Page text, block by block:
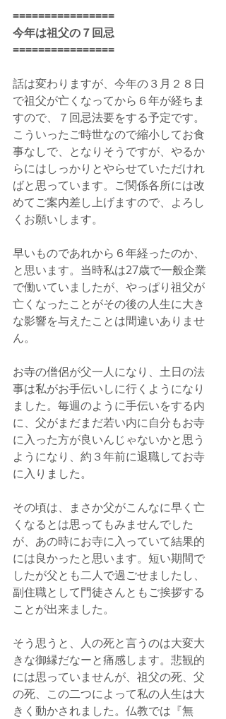
================
今年は祖父の７回忌
================
話は変わりますが、今年の３月２８日
で祖父が亡くなってから６年が経ちま
すので、７回忌法要をする予定です。
こういったご時世なので縮小してお食
事なしで、となりそうですが、やるか
らにはしっかりとやらせていただけれ
ばと思っています。ご関係各所には改
めてご案内差し上げますので、よろし
くお願いします。
早いものであれから６年経ったのか、
と思います。当時私は27歳で一般企業
で働いていましたが、やっぱり祖父が
亡くなったことがその後の人生に大き
な影響を与えたことは間違いありませ
ん。
お寺の僧侶が父一人になり、土日の法
事は私がお手伝いしに行くようになり
ました。毎週のように手伝いをする内
に、父がまだまだ若い内に自分もお寺
に入った方が良いんじゃないかと思う
ようになり、約３年前に退職してお寺
に入りました。
その頃は、まさか父がこんなに早く亡
くなるとは思ってもみませんでした
が、あの時にお寺に入っていて結果的
には良かったと思います。短い期間で
したが父とも二人で過ごせましたし、
副住職として門徒さんともご挨拶する
ことが出来ました。
そう思うと、人の死と言うのは大変大
きな御縁だなーと痛感します。悲観的
には思っていませんが、祖父の死、父
の死、この二つによって私の人生は大
きく動かされました。仏教では『無